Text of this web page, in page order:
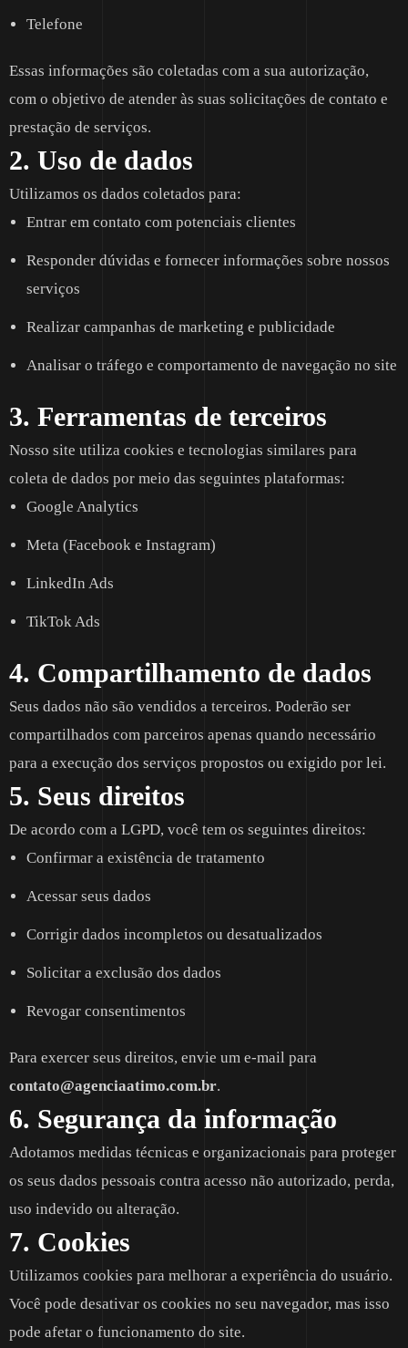
Telefone
Essas informações são coletadas com a sua autorização,
com o objetivo de atender às suas solicitações de contato e
prestação de serviços.
2. Uso de dados
Utilizamos os dados coletados para:
Entrar em contato com potenciais clientes
Responder dúvidas e fornecer informações sobre nossos
serviços
Realizar campanhas de marketing e publicidade
Analisar o tráfego e comportamento de navegação no site
3. Ferramentas de terceiros
Nosso site utiliza cookies e tecnologias similares para
coleta de dados por meio das seguintes plataformas:
Google Analytics
Meta (Facebook e Instagram)
LinkedIn Ads
TikTok Ads
4. Compartilhamento de dados
Seus dados não são vendidos a terceiros. Poderão ser
compartilhados com parceiros apenas quando necessário
para a execução dos serviços propostos ou exigido por lei.
5. Seus direitos
De acordo com a LGPD, você tem os seguintes direitos:
Confirmar a existência de tratamento
Acessar seus dados
Corrigir dados incompletos ou desatualizados
Solicitar a exclusão dos dados
Revogar consentimentos
Para exercer seus direitos, envie um e-mail para
contato@agenciaatimo.com.br.
6. Segurança da informação
Adotamos medidas técnicas e organizacionais para proteger
os seus dados pessoais contra acesso não autorizado, perda,
uso indevido ou alteração.
7. Cookies
Utilizamos cookies para melhorar a experiência do usuário.
Você pode desativar os cookies no seu navegador, mas isso
pode afetar o funcionamento do site.